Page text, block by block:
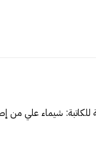
للكاتبة: شيماء علي من